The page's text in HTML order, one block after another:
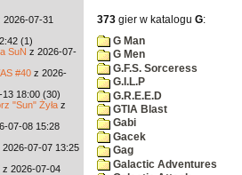
2026-07-31
(1)
SuN z 2026-07-
#40 z 2026-
18:00 (30)
"Sun" Żyła z
07-08 15:28
2026-07-07 13:25
z 2026-07-04
373 gier w katalogu G:
G Man
G Men
G.F.S. Sorceress
G.I.L.P
G.R.E.E.D
GTIA Blast
Gabi
Gacek
Gag
Galactic Adventures